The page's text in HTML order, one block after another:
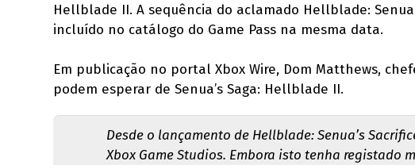
Hellblade II. A sequência do aclamado Hellblade:
incluído no catálogo do Game Pass na mesma data.
Em publicação no portal Xbox Wire, Dom Matthews,
podem esperar de Senua’s Saga: Hellblade II.
Desde o lançamento de Hellblade: Senua’s
Xbox Game Studios. Embora isto tenha